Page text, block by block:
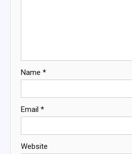
Name *
Email *
Website